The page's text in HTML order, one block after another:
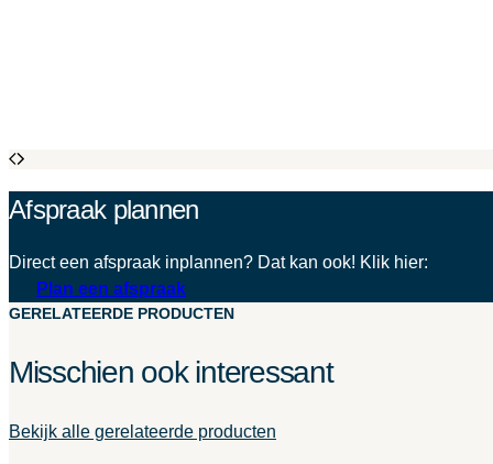
Afspraak plannen
Direct een afspraak inplannen? Dat kan ook! Klik hier:
Plan een afspraak
GERELATEERDE PRODUCTEN
Misschien ook interessant
Bekijk alle gerelateerde producten